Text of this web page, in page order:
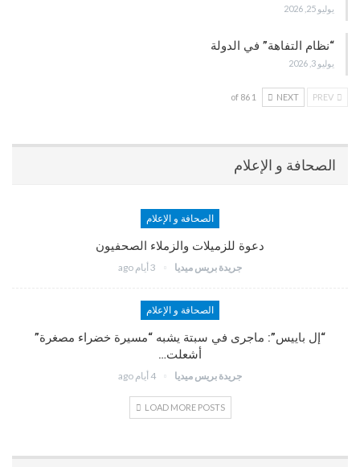
يوليو 25, 2026
“نظام التفاهة” في الدولة
يوليو 3, 2026
NEXT
1 of 86
الصحافة و الإعلام
الصحافة و الإعلام
دعوة للزميلات والزملاء الصحفيون
جريدة بريس ميديا 3 أيام ago
الصحافة و الإعلام
“إل باييس”: ماجرى في سبتة يشبه “مسيرة خضراء مصغرة”
أشعلت…
جريدة بريس ميديا 4 أيام ago
LOAD MORE POSTS